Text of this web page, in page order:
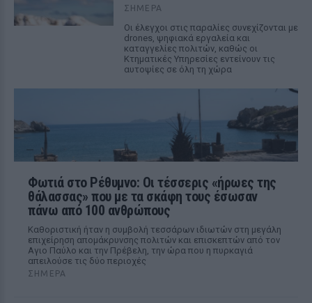
ΣΉΜΕΡΑ
Οι έλεγχοι στις παραλίες συνεχίζονται με
drones, ψηφιακά εργαλεία και
καταγγελίες πολιτών, καθώς οι
Κτηματικές Υπηρεσίες εντείνουν τις
αυτοψίες σε όλη τη χώρα
Φωτιά στο Ρέθυμνο: Οι τέσσερις «ήρωες της
θάλασσας» που με τα σκάφη τους έσωσαν
πάνω από 100 ανθρώπους
Καθοριστική ήταν η συμβολή τεσσάρων ιδιωτών στη μεγάλη
επιχείρηση απομάκρυνσης πολιτών και επισκεπτών από τον
Αγιο Παύλο και την Πρέβελη, την ώρα που η πυρκαγιά
απειλούσε τις δύο περιοχές
ΣΉΜΕΡΑ